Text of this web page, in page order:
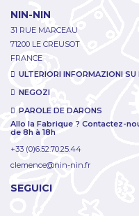
NIN-NIN
31 RUE MARCEAU
71200 LE CREUSOT
FRANCE
ULTERIORI INFORMAZIONI SU
NEGOZI
PAROLE DE DARONS
Allo la Fabrique ? Contactez-
de 8h à 18h
+33 (0)6.52.70.25.44
clemence@nin-nin.fr
SEGUICI